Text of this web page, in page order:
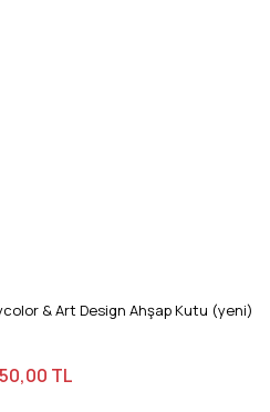
& Art Design Ahşap Kutu (yeni)
TL